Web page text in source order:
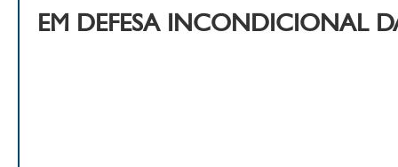
EM DEFESA INCONDICIONAL